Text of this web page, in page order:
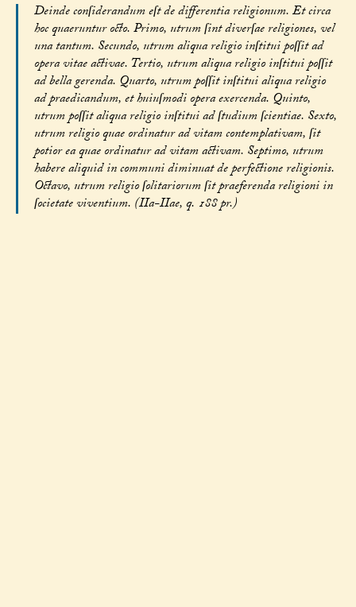
Deinde conſiderandum eſt de differentia religionum. Et circa
hoc quaeruntur octo. Primo, utrum ſint diverſae religiones, vel
una tantum. Secundo, utrum aliqua religio inſtitui poſſit ad
opera vitae activae. Tertio, utrum aliqua religio inſtitui poſſit
ad bella gerenda. Quarto, utrum poſſit inſtitui aliqua religio
ad praedicandum, et huiuſmodi opera exercenda. Quinto,
utrum poſſit aliqua religio inſtitui ad ſtudium ſcientiae. Sexto,
utrum religio quae ordinatur ad vitam contemplativam, ſit
potior ea quae ordinatur ad vitam activam. Septimo, utrum
habere aliquid in communi diminuat de perfectione religionis.
Octavo, utrum religio ſolitariorum ſit praeferenda religioni in
ſocietate viventium. (IIa-IIae, q. 188 pr.)